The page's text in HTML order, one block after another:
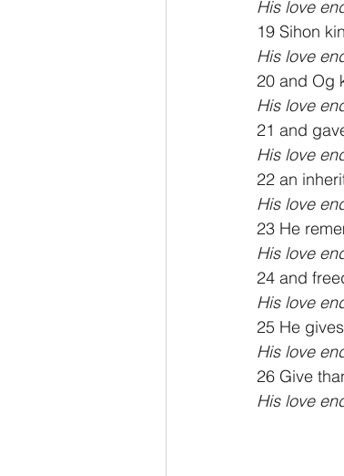
His love
19 Sihon
His love
20 and Og
His love
21 and
His love
22 an
His love
23 He
His love
24 and
His love
25 He
His love
26 Give
His love